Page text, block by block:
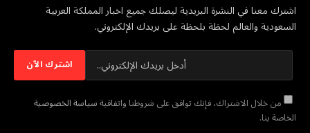
اشترك معنا في النشرة البريدية ليصلك جميع اخبار المملكة العربية
السعودية والعالم لحظة بلحظة على بريدك الإلكتروني.
من خلال الاشتراك، فإنك توافق على شروطنا واتفاقيةسياسة الخصوصية
الخاصة بنا.